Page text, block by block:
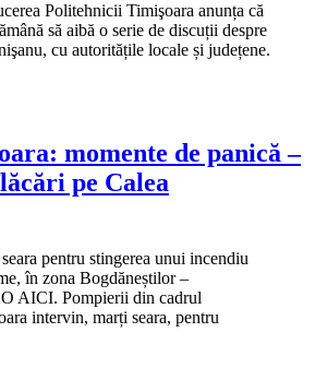
Politehnicii Timişoara anunța că
să aibă o serie de discuții despre
cu autoritățile locale și județene.
momente de panică –
pe Calea
pentru stingerea unui incendiu
în zona Bogdăneștilor –
AICI. Pompierii din cadrul
intervin, marți seara, pentru